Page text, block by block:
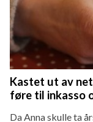
Kastet ut av
føre til inkasso
Da Anna skulle ta